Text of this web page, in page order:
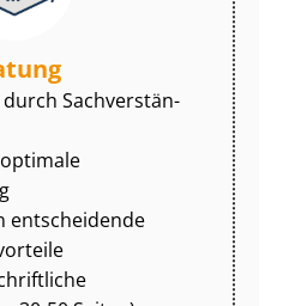
Sach­ver­stän­
entscheidende